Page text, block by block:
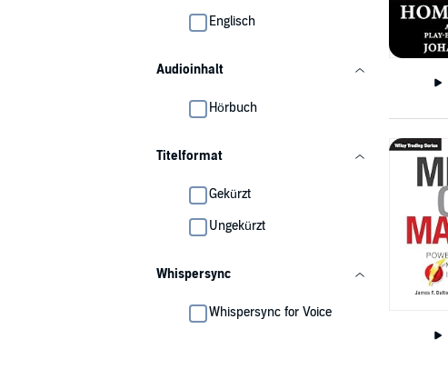
Englisch
Audioinhalt
Hörbuch
Titelformat
Gekürzt
Ungekürzt
Whispersync
Whispersync for Voice